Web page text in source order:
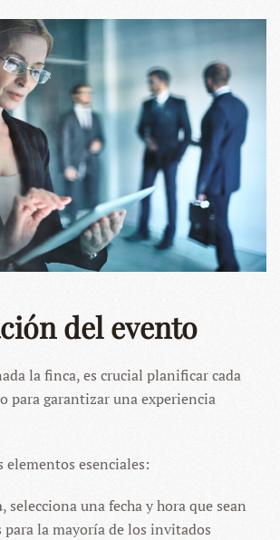
del evento
la finca, es crucial planificar cada
para garantizar una experiencia
elementos esenciales:
, selecciona una fecha y hora que sean
la mayoría de los invitados